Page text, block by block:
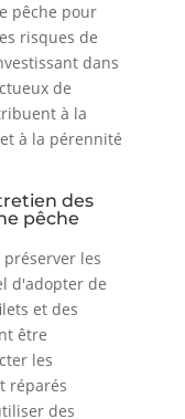
pêche pour
risques de
dans
de
à la
à la pérennité
des
pêche
les
d'adopter de
et des
être
les
réparés
des